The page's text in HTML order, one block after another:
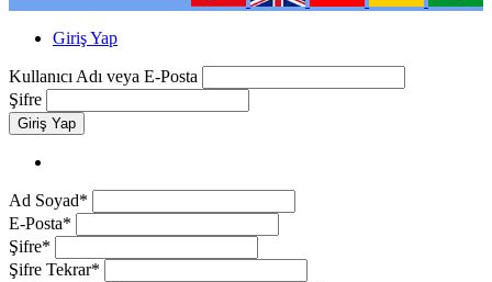
Giriş Yap
Kullanıcı Adı veya E-Posta
Şifre
Giriş Yap
Ad Soyad*
E-Posta*
Şifre*
Şifre Tekrar*